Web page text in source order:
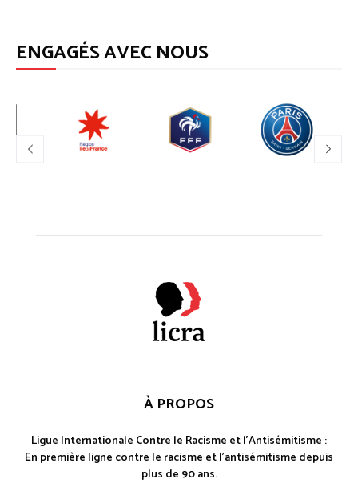
ENGAGÉS AVEC NOUS
À PROPOS
Ligue Internationale Contre le Racisme et l'Antisémitisme :
En première ligne contre le racisme et l'antisémitisme depuis
plus de 90 ans.